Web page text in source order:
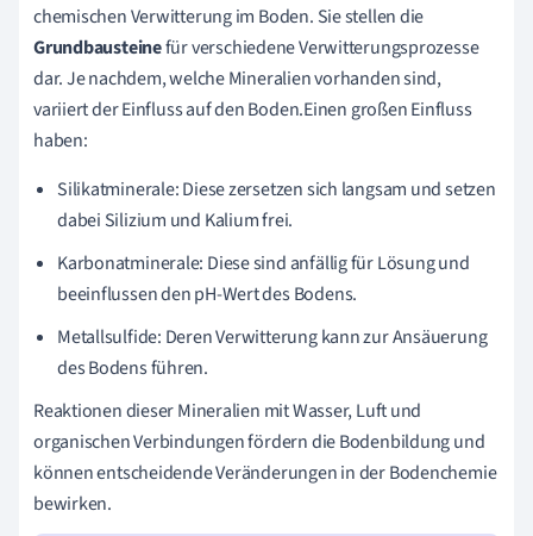
chemischen Verwitterung im Boden. Sie stellen die
Grundbausteinefür verschiedene Verwitterungsprozesse
dar. Je nachdem, welche Mineralien vorhanden sind,
variiert der Einfluss auf den Boden.Einen großen Einfluss
haben:
Silikatminerale: Diese zersetzen sich langsam und setzen
dabei Silizium und Kalium frei.
Karbonatminerale: Diese sind anfällig für Lösung und
beeinflussen den pH-Wert des Bodens.
Metallsulfide: Deren Verwitterung kann zur Ansäuerung
des Bodens führen.
Reaktionen dieser Mineralien mit Wasser, Luft und
organischen Verbindungen fördern die Bodenbildung und
können entscheidende Veränderungen in der Bodenchemie
bewirken.